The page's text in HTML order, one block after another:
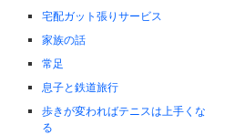
宅配ガット張りサービス
家族の話
常足
息子と鉄道旅行
歩きが変わればテニスは上手くな
る